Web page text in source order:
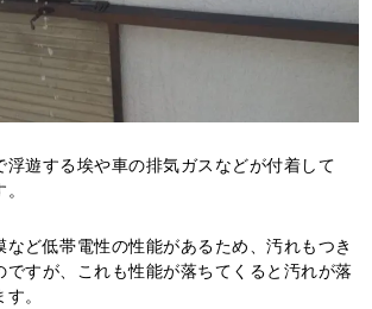
浮遊する埃や車の排気ガスなどが付着して
ど低帯電性の性能があるため、汚れもつき
ですが、これも性能が落ちてくると汚れが落
。